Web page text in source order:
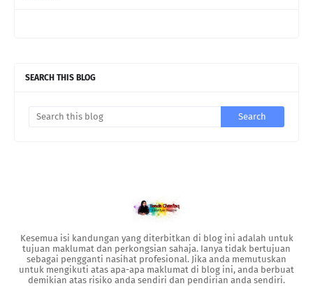
SEARCH THIS BLOG
Kesemua isi kandungan yang diterbitkan di blog ini adalah untuk
tujuan maklumat dan perkongsian sahaja. Ianya tidak bertujuan
sebagai pengganti nasihat profesional. Jika anda memutuskan
untuk mengikuti atas apa-apa maklumat di blog ini, anda berbuat
demikian atas risiko anda sendiri dan pendirian anda sendiri.